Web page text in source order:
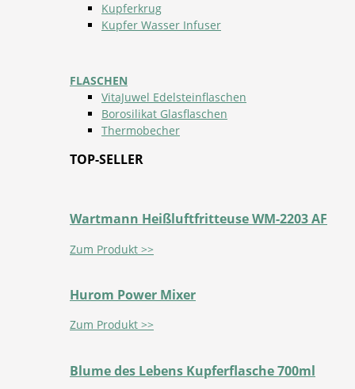
Kupferkrug
Kupfer Wasser Infuser
FLASCHEN
VitaJuwel Edelsteinflaschen
Borosilikat Glasflaschen
Thermobecher
TOP-SELLER
Wartmann Heißluftfritteuse WM-2203 AF
Zum Produkt >>
Hurom Power Mixer
Zum Produkt >>
Blume des Lebens Kupferflasche 700ml